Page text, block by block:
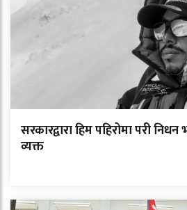
सरकारद्वारा हिम पहिरोमा परी
व्यक्त